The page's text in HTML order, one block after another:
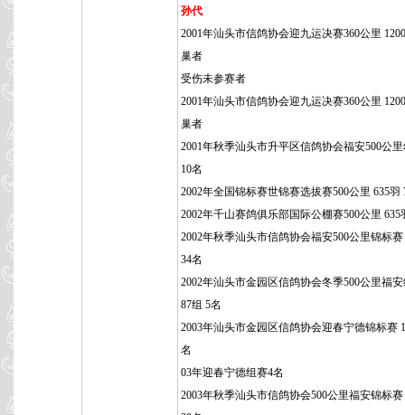
孙代
2001年汕头市信鸽协会迎九运决赛360公里
巢者
受伤未参赛者
2001年汕头市信鸽协会迎九运决赛360公里
巢者
2001年秋季汕头市升平区信鸽协会福安500公
10名
2002年全国锦标赛世锦赛选拔赛500公里 635羽
2002年千山赛鸽俱乐部国际公棚赛500公里 635
2002年秋季汕头市信鸽协会福安500公里锦标赛
34名
2002年汕头市金园区信鸽协会冬季500公里福
87组 5名
2003年汕头市金园区信鸽协会迎春宁德锦标赛
名
03年迎春宁德组赛4名
2003年秋季汕头市信鸽协会500公里福安锦标赛